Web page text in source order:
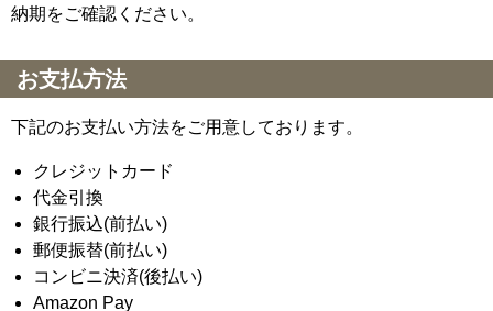
納期をご確認ください。
お支払方法
下記のお支払い方法をご用意しております。
クレジットカード
代金引換
銀行振込(前払い)
郵便振替(前払い)
コンビニ決済(後払い)
Amazon Pay